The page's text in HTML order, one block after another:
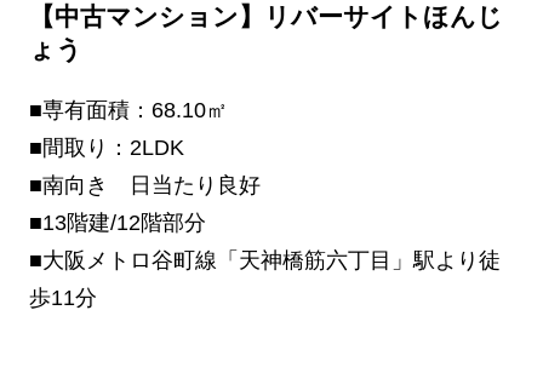
【中古マンション】リバーサイトほんじ
ょう
■専有面積：68.10㎡
■間取り：2LDK
■南向き 日当たり良好
■13階建/12階部分
■大阪メトロ谷町線「天神橋筋六丁目」駅より徒
歩11分